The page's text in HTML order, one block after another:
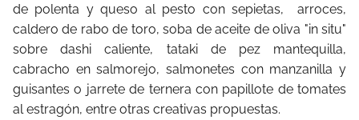
de polenta y queso al pesto con sepietas, arroces,
caldero de rabo de toro, soba de aceite de oliva "in situ"
sobre dashi caliente, tataki de pez mantequilla,
cabracho en salmorejo, salmonetes con manzanilla y
guisantes o jarrete de ternera con papillote de tomates
al estragón, entre otras creativas propuestas.